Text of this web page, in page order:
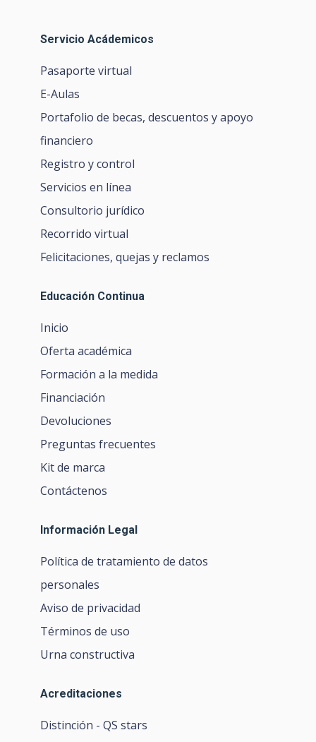
Pasaporte virtual
E-Aulas
Portafolio de becas, descuentos y apoyo
financiero
Registro y control
Servicios en línea
Consultorio jurídico
Recorrido virtual
Felicitaciones, quejas y reclamos
Inicio
Oferta académica
Formación a la medida
Financiación
Devoluciones
Preguntas frecuentes
Kit de marca
Contáctenos
Política de tratamiento de datos
personales
Aviso de privacidad
Términos de uso
Urna constructiva
Distinción - QS stars
Distinción - CNA